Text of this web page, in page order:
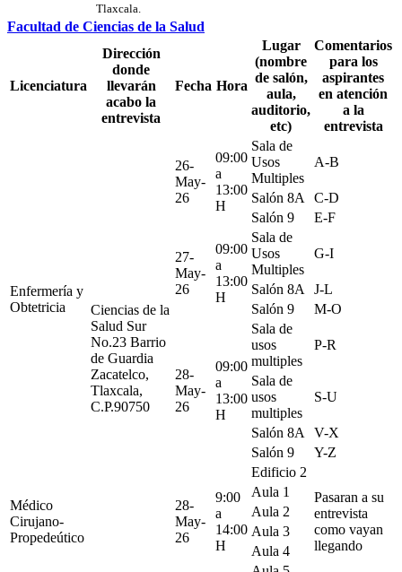
Tlaxcala.
Facultad de Ciencias de la Salud
Licenciatura
Dirección
donde
llevarán
acabo la
entrevista
Fecha Hora
Lugar
(nombre
de salón,
aula,
auditorio,
etc)
Comentarios
para los
aspirantes
en atención
a la
entrevista
Enfermería y
Obtetricia
Ciencias de la
Salud Sur
No.23 Barrio
de Guardia
Zacatelco,
Tlaxcala,
C.P.90750
26-
May-
26
09:00
a
13:00
H
Sala de
Usos
Multiples
A-B
Salón 8A
C-D
Salón 9
E-F
27-
May-
26
09:00
a
13:00
H
Sala de
Usos
Multiples
G-I
Salón 8A
J-L
Salón 9
M-O
28-
May-
26
09:00
a
13:00
H
Sala de
usos
multiples
P-R
Sala de
usos
multiples
S-U
Salón 8A
V-X
Salón 9
Y-Z
Médico
Cirujano-
Propedeútico
28-
May-
26
9:00
a
14:00
H
Edificio 2
Pasaran a su
entrevista
como vayan
llegando
Aula 1
Aula 2
Aula 3
Aula 4